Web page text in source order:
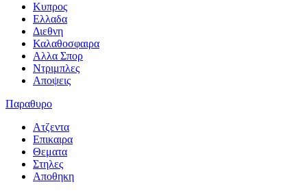
Κυπρος
Ελλαδα
Διεθνη
Καλαθοσφαιρα
Αλλα Σπορ
Ντριμπλες
Αποψεις
Παραθυρο
Ατζεντα
Επικαιρα
Θεματα
Στηλες
Αποθηκη